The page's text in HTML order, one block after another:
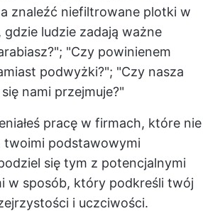
znaleźć niefiltrowane plotki w
gdzie ludzie zadają ważne
"Czy powinienem
podwyżki?"; "Czy nasza
nami przejmuje?"
pracę w firmach, które nie
twoimi podstawowymi
się tym z potencjalnymi
w sposób, który podkreśli twój
i uczciwości.